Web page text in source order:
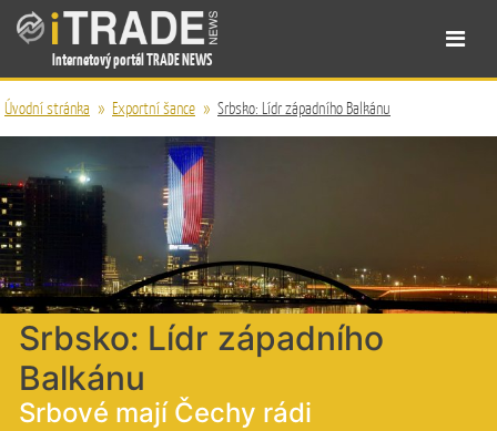
Internetový portál TRADE NEWS
Úvodní stránka » Exportní šance » Srbsko: Lídr západního Balkánu
Srbsko: Lídr západního
Balkánu
Srbové mají Čechy rádi